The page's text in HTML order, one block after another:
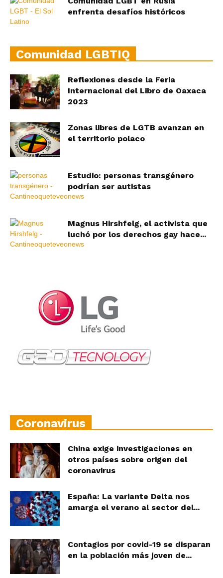
enfrenta desafíos históricos
Comunidad LGBTIQ
Reflexiones desde la Feria
Internacional del Libro de Oaxaca
2023
Zonas libres de LGTB avanzan en
el territorio polaco
Estudio: personas transgénero
podrían ser autistas
Magnus Hirshfelg, el activista que
luchó por los derechos gay hace...
Coronavirus
China exige investigaciones en
otros países sobre origen del
coronavirus
España: La variante Delta nos
amarga el verano al sector del...
Contagios por covid-19 se disparan
en la población más joven de...